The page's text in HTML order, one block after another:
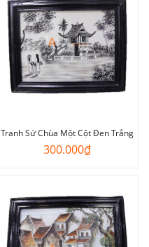
Tranh Sứ Chùa Một Cột Đen Trắng
300.000₫